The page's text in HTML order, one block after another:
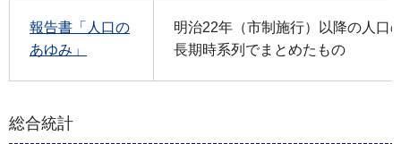
報告書「人口の
あゆみ」
明治22年（市制施行）以降の人口
長期時系列でまとめたもの
総合統計